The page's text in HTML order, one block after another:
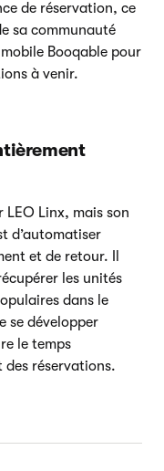
de réservation, ce
sa communauté
Booqable pour
à venir.
Linx, mais son
d’automatiser
et de retour. Il
les unités
dans le
se développer
le temps
réservations.